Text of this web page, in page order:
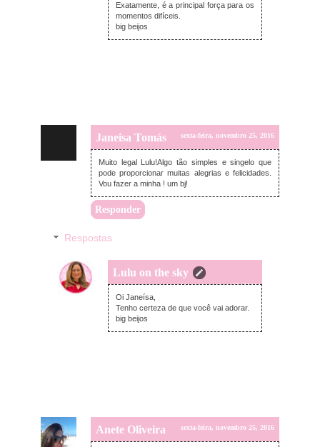
Exatamente, é a principal força para os
momentos difíceis.
big beijos
Janeisa Tomás sexta-feira, novembro 25, 2016
Muito legal Lulu!Algo tão simples e singelo que
pode proporcionar muitas alegrias e felicidades.
Vou fazer a minha ! um bj!
Responder
Respostas
Lulu on the sky
sexta-feira, novembro 25, 2016
Oi Janeísa,
Tenho certeza de que você vai adorar.
big beijos
Anete Oliveira sexta-feira, novembro 25, 2016